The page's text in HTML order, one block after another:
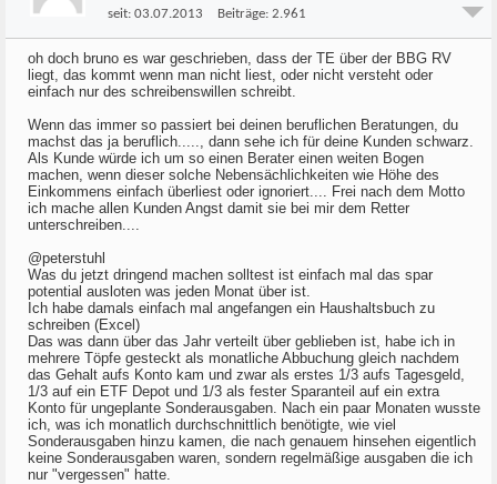
seit: 03.07.2013 Beiträge: 2.961
oh doch bruno es war geschrieben, dass der TE über der BBG RV
liegt, das kommt wenn man nicht liest, oder nicht versteht oder
einfach nur des schreibenswillen schreibt.
Wenn das immer so passiert bei deinen beruflichen Beratungen, du
machst das ja beruflich....., dann sehe ich für deine Kunden schwarz.
Als Kunde würde ich um so einen Berater einen weiten Bogen
machen, wenn dieser solche Nebensächlichkeiten wie Höhe des
Einkommens einfach überliest oder ignoriert.... Frei nach dem Motto
ich mache allen Kunden Angst damit sie bei mir dem Retter
unterschreiben....
@peterstuhl
Was du jetzt dringend machen solltest ist einfach mal das spar
potential ausloten was jeden Monat über ist.
Ich habe damals einfach mal angefangen ein Haushaltsbuch zu
schreiben (Excel)
Das was dann über das Jahr verteilt über geblieben ist, habe ich in
mehrere Töpfe gesteckt als monatliche Abbuchung gleich nachdem
das Gehalt aufs Konto kam und zwar als erstes 1/3 aufs Tagesgeld,
1/3 auf ein ETF Depot und 1/3 als fester Sparanteil auf ein extra
Konto für ungeplante Sonderausgaben. Nach ein paar Monaten wusste
ich, was ich monatlich durchschnittlich benötigte, wie viel
Sonderausgaben hinzu kamen, die nach genauem hinsehen eigentlich
keine Sonderausgaben waren, sondern regelmäßige ausgaben die ich
nur "vergessen" hatte.